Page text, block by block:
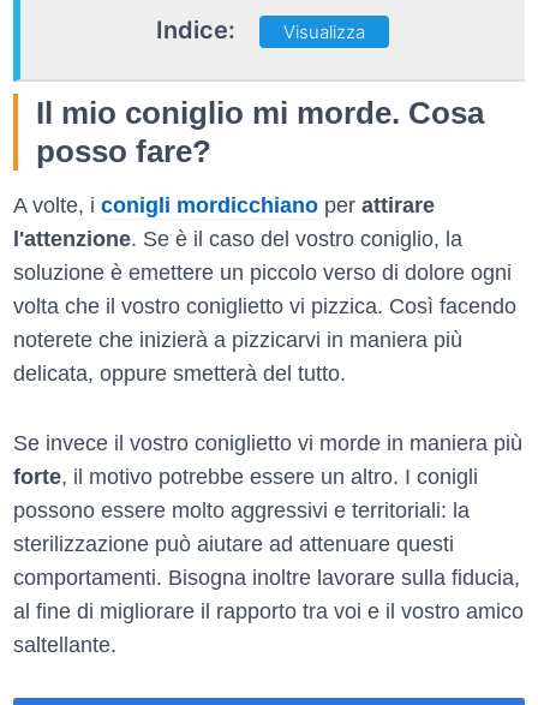
Indice: Visualizza
Il mio coniglio mi morde. Cosa
posso fare?
A volte, i conigli mordicchiano per attirare
l'attenzione. Se è il caso del vostro coniglio, la
soluzione è emettere un piccolo verso di dolore ogni
volta che il vostro coniglietto vi pizzica. Così facendo
noterete che inizierà a pizzicarvi in maniera più
delicata, oppure smetterà del tutto.
Se invece il vostro coniglietto vi morde in maniera più
forte, il motivo potrebbe essere un altro. I conigli
possono essere molto aggressivi e territoriali: la
sterilizzazione può aiutare ad attenuare questi
comportamenti. Bisogna inoltre lavorare sulla fiducia,
al fine di migliorare il rapporto tra voi e il vostro amico
saltellante.